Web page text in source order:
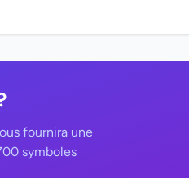
fournira une
symboles